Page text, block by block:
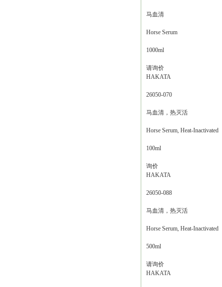
马血清
Horse Serum
1000ml
请询价
HAKATA
26050-070
马血清，热灭活
Horse Serum, Heat-Inactivated
100ml
询价
HAKATA
26050-088
马血清，热灭活
Horse Serum, Heat-Inactivated
500ml
请询价
HAKATA